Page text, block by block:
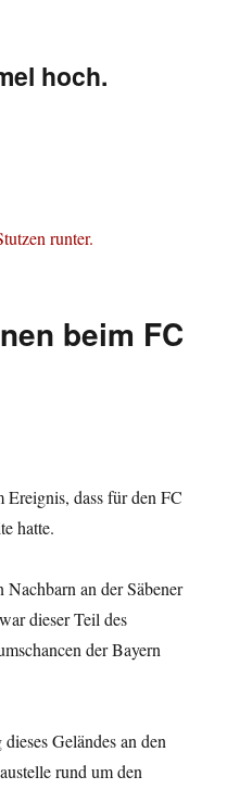
hoch.
beim FC
dass für den FC
hatte.
Nachbarn an der Säbener
dieser Teil des
der Bayern
Geländes an den
rund um den